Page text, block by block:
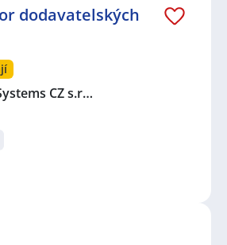
dodavatelských
CZ s.r…